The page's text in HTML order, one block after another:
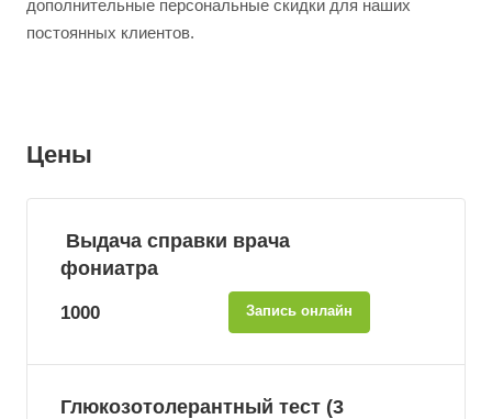
дополнительные персональные скидки для наших
постоянных клиентов.
Цены
Выдача справки врача
фониатра
1000 Запись онлайн
Глюкозотолерантный тест (3